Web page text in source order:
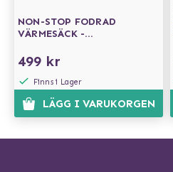
NON-STOP FODRAD
VÄRMESÄCK -
499 kr
Finns i Lager
LÄGG I VARUKORGEN